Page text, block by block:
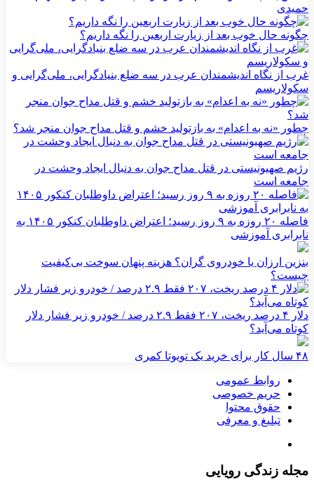
حمیدی
چگونه حال خوب بعد از زیارت اربعین را نگه داریم؟
غرب از نگاه اندیشمندان عرب در سه ضلع بنیادگرایی، ملی‌گرایی و
سکولاریسم
چطور «نه به اعدام» به بازتولید خشم و قتل مداح جوان منجر شد؟
رژیم صهیونیستی در قتل مداح جوان به دنبال ایجاد وحشت در
جامعه است
فاصله ۲۰ روزه به ۹ روز رسید؛ اعتراض داوطلبان کنکور ۱۴۰۵ به
نابرابری آموزشی
بنزین ارزان یا خودروی گران؟ هزینه پنهان سوخت بی‌کیفیت
چیست؟
دلار ۴ درصد ریخت، ۲۰۷ فقط ۲.۹ درصد / خودرو زیر فشار دلار
کوتاه می‌آید؟
۴۸ سال کار برای خرید یک تویوتا کمری
روابط عمومی
حریم خصوصی
حقوق محتوا
تبلیغ و معرفی
مجله زندگی رویایی